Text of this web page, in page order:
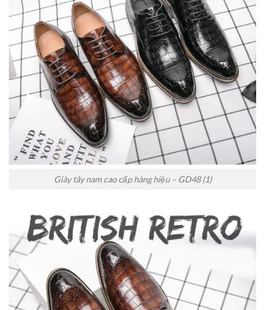
Giày tây nam cao cấp hàng hiệu – GD48 (1)